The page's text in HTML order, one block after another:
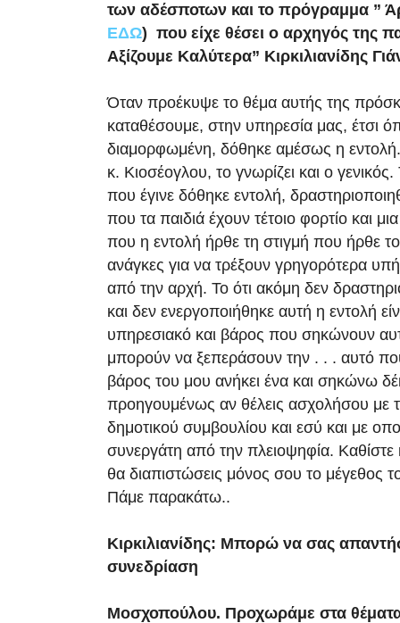
των αδέσποτων και το πρόγραμμα ”
ΕΔΩ) που είχε θέσει ο αρχηγός της
Αξίζουμε Καλύτερα” Κιρκιλιανίδης
Όταν προέκυψε το θέμα αυτής της
καταθέσουμε, στην υπηρεσία μας, έτσι
διαμορφωμένη, δόθηκε αμέσως η εντολή.
κ. Κιοσέογλου, το γνωρίζει και ο
που έγινε δόθηκε εντολή,
που τα παιδιά έχουν τέτοιο φορτίο και
που η εντολή ήρθε τη στιγμή που ήρθε
ανάγκες για να τρέξουν γρηγορότερα
από την αρχή. Το ότι ακόμη δεν
και δεν ενεργοποιήθηκε αυτή η εντολή
υπηρεσιακό και βάρος που σηκώνουν
μπορούν να ξεπεράσουν την . . . αυτό
βάρος του μου ανήκει ένα και σηκώνω
προηγουμένως αν θέλεις ασχολήσου με
δημοτικού συμβουλίου και εσύ και με
συνεργάτη από την πλειοψηφία. Καθίστε
θα διαπιστώσεις μόνος σου το μέγεθος
Πάμε παρακάτω..
Κιρκιλιανίδης: Μπορώ να σας
συνεδρίαση
Μοσχοπούλου. Προχωράμε στα